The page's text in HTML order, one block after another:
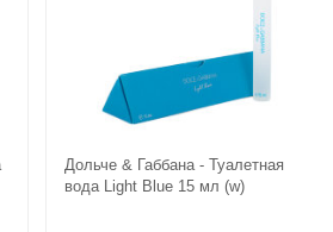
Дольче & Габбана - Туалетная
вода Light Blue 15 мл (w)